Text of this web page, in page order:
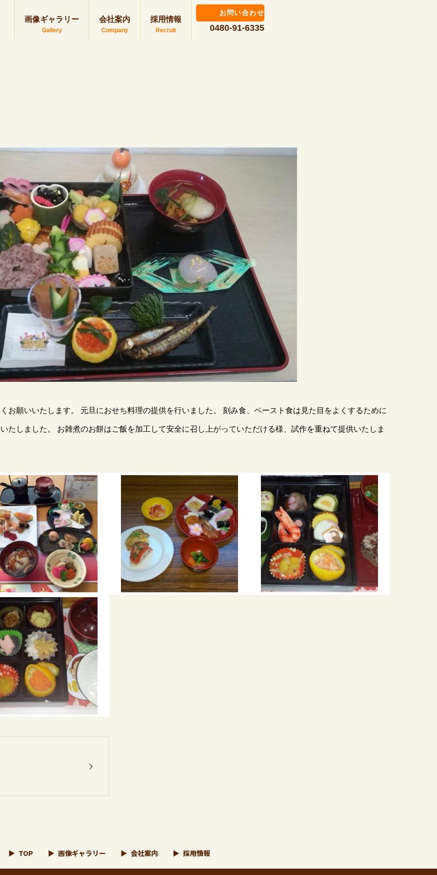
画像ギャラリー 会社案内 採用情報
お問い合わせ
0480-91-6335
お願いいたします。 元旦におせち料理の提供を行いました。 刻み食、ペースト食は見た目をよくするために
たしました。 お雑煮のお餅はご飯を加工して安全に召し上がっていただける様、試作を重ねて提供いたしま
TOP 画像ギャラリー 会社案内 採用情報